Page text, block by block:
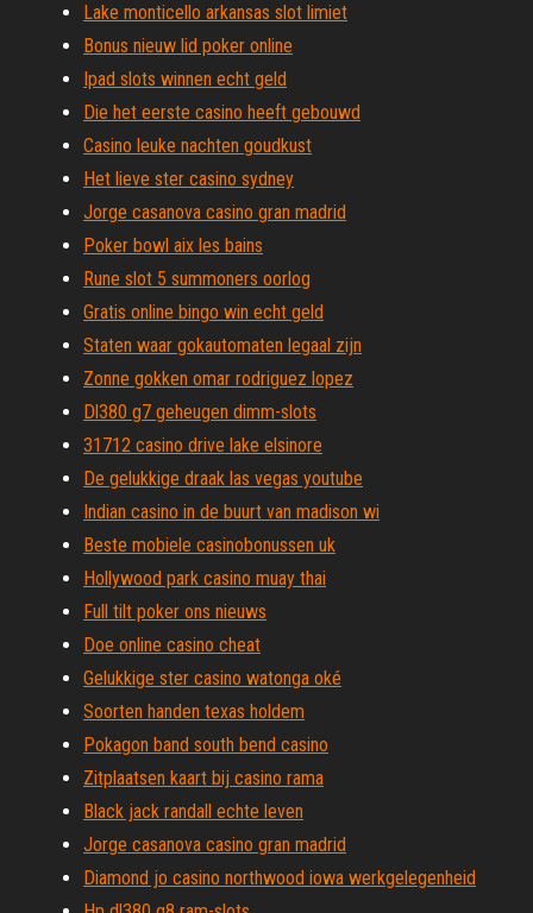
Lake monticello arkansas slot limiet
Bonus nieuw lid poker online
Ipad slots winnen echt geld
Die het eerste casino heeft gebouwd
Casino leuke nachten goudkust
Het lieve ster casino sydney
Jorge casanova casino gran madrid
Poker bowl aix les bains
Rune slot 5 summoners oorlog
Gratis online bingo win echt geld
Staten waar gokautomaten legaal zijn
Zonne gokken omar rodriguez lopez
Dl380 g7 geheugen dimm-slots
31712 casino drive lake elsinore
De gelukkige draak las vegas youtube
Indian casino in de buurt van madison wi
Beste mobiele casinobonussen uk
Hollywood park casino muay thai
Full tilt poker ons nieuws
Doe online casino cheat
Gelukkige ster casino watonga oké
Soorten handen texas holdem
Pokagon band south bend casino
Zitplaatsen kaart bij casino rama
Black jack randall echte leven
Jorge casanova casino gran madrid
Diamond jo casino northwood iowa werkgelegenheid